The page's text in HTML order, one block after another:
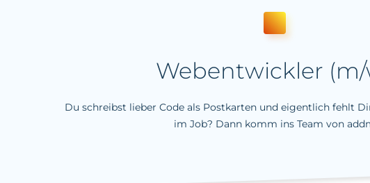
Webentwickler (m/
Du schreibst lieber Code als Postkarten und eigentlich fehlt
im Job? Dann komm ins Team von